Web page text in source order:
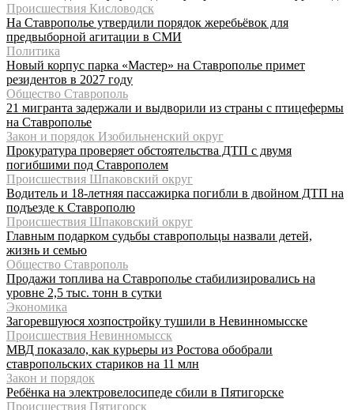
Происшествия Кисловодск
На Ставрополье утвердили порядок жеребьёвок для
предвыборной агитации в СМИ
Политика
Новый корпус парка «Мастер» на Ставрополье примет
резидентов в 2027 году
Общество Ставрополь
21 мигранта задержали и выдворили из страны с птицефермы
на Ставрополье
Закон и порядок Изобильненский округ
Прокуратура проверяет обстоятельства ДТП с двумя
погибшими под Ставрополем
Происшествия Шпаковский округ
Водитель и 18-летняя пассажирка погибли в двойном ДТП на
подъезде к Ставрополю
Происшествия Шпаковский округ
Главным подарком судьбы ставропольцы назвали детей,
жизнь и семью
Общество Ставрополь
Продажи топлива на Ставрополье стабилизировались на
уровне 2,5 тыс. тонн в сутки
Экономика
Загоревшуюся хозпостройку тушили в Невинномысске
Происшествия Невинномысск
МВД показало, как курьеры из Ростова обобрали
ставропольских стариков на 11 млн
Закон и порядок
Ребёнка на электровелосипеде сбили в Пятигорске
Происшествия Пятигорск